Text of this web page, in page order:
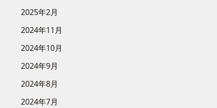
2025年2月
2024年11月
2024年10月
2024年9月
2024年8月
2024年7月